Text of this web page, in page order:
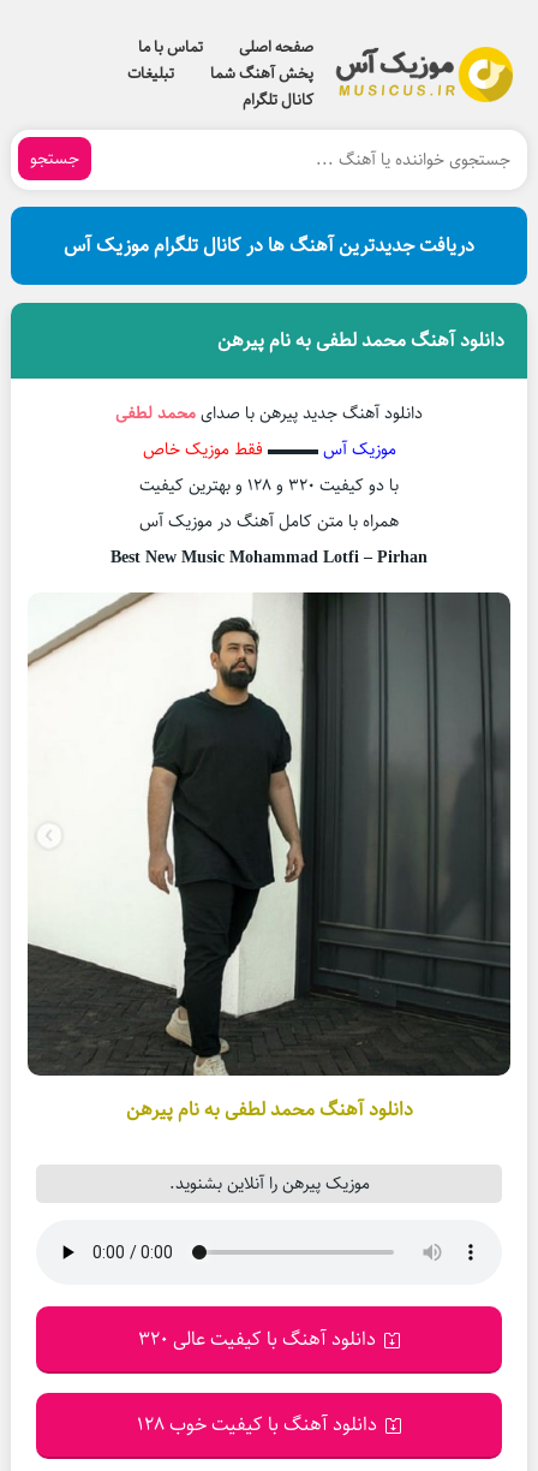
صفحه اصلی
تماس با ما
پخش آهنگ شما
تبلیغات
کانال تلگرام
جستجو
دریافت جدیدترین آهنگ ها در کانال تلگرام موزیک آس
دانلود آهنگ محمد لطفی به نام پیرهن
دانلود آهنگ جدید پیرهن با صدایمحمد لطفی
موزیک آس▬▬▬ فقط موزیک خاص
با دو کیفیت ۳۲۰ و ۱۲۸ و بهترین کیفیت
همراه با متن کامل آهنگ در موزیک آس
Best New Music Mohammad Lotfi – Pirhan
دانلود آهنگ محمد لطفی به نام پیرهن
موزیک پیرهن را آنلاین بشنوید.
دانلود آهنگ با کیفیت عالی 320
دانلود آهنگ با کیفیت خوب 128